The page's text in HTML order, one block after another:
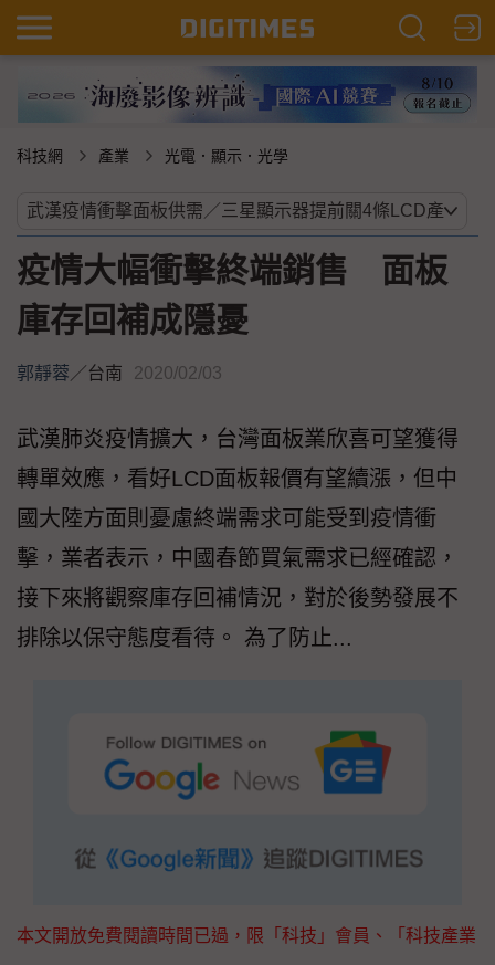
科技網 產業 光電．顯示．光學
疫情大幅衝擊終端銷售 面板
庫存回補成隱憂
郭靜蓉／台南 2020/02/03
武漢肺炎疫情擴大，台灣面板業欣喜可望獲得
轉單效應，看好LCD面板報價有望續漲，但中
國大陸方面則憂慮終端需求可能受到疫情衝
擊，業者表示，中國春節買氣需求已經確認，
接下來將觀察庫存回補情況，對於後勢發展不
排除以保守態度看待。 為了防止...
本文開放免費閱讀時間已過，限「科技」會員、「科技產業